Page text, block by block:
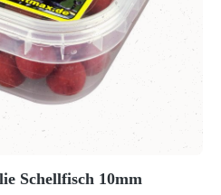
Schellfisch 10mm